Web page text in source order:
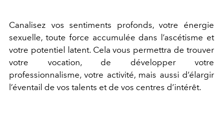
Canalisez vos sentiments profonds, votre énergie
sexuelle, toute force accumulée dans l’ascétisme et
votre potentiel latent. Cela vous permettra de trouver
votre vocation, de développer votre
professionnalisme, votre activité, mais aussi d’élargir
’éventail de vos talents et de vos centres d’intérêt.